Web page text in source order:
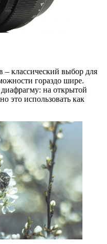
классический выбор для
гораздо шире.
на открытой
это использовать как